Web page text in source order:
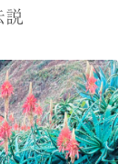
説